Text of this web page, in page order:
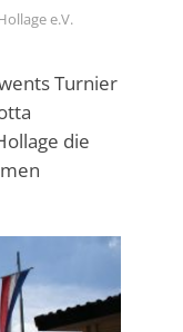
e.V.
Turnier
die